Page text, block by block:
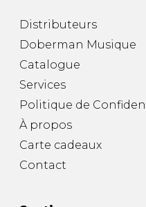
Distributeurs
Doberman Musique
Catalogue
Services
Politique de
À propos
Carte cadeaux
Contact